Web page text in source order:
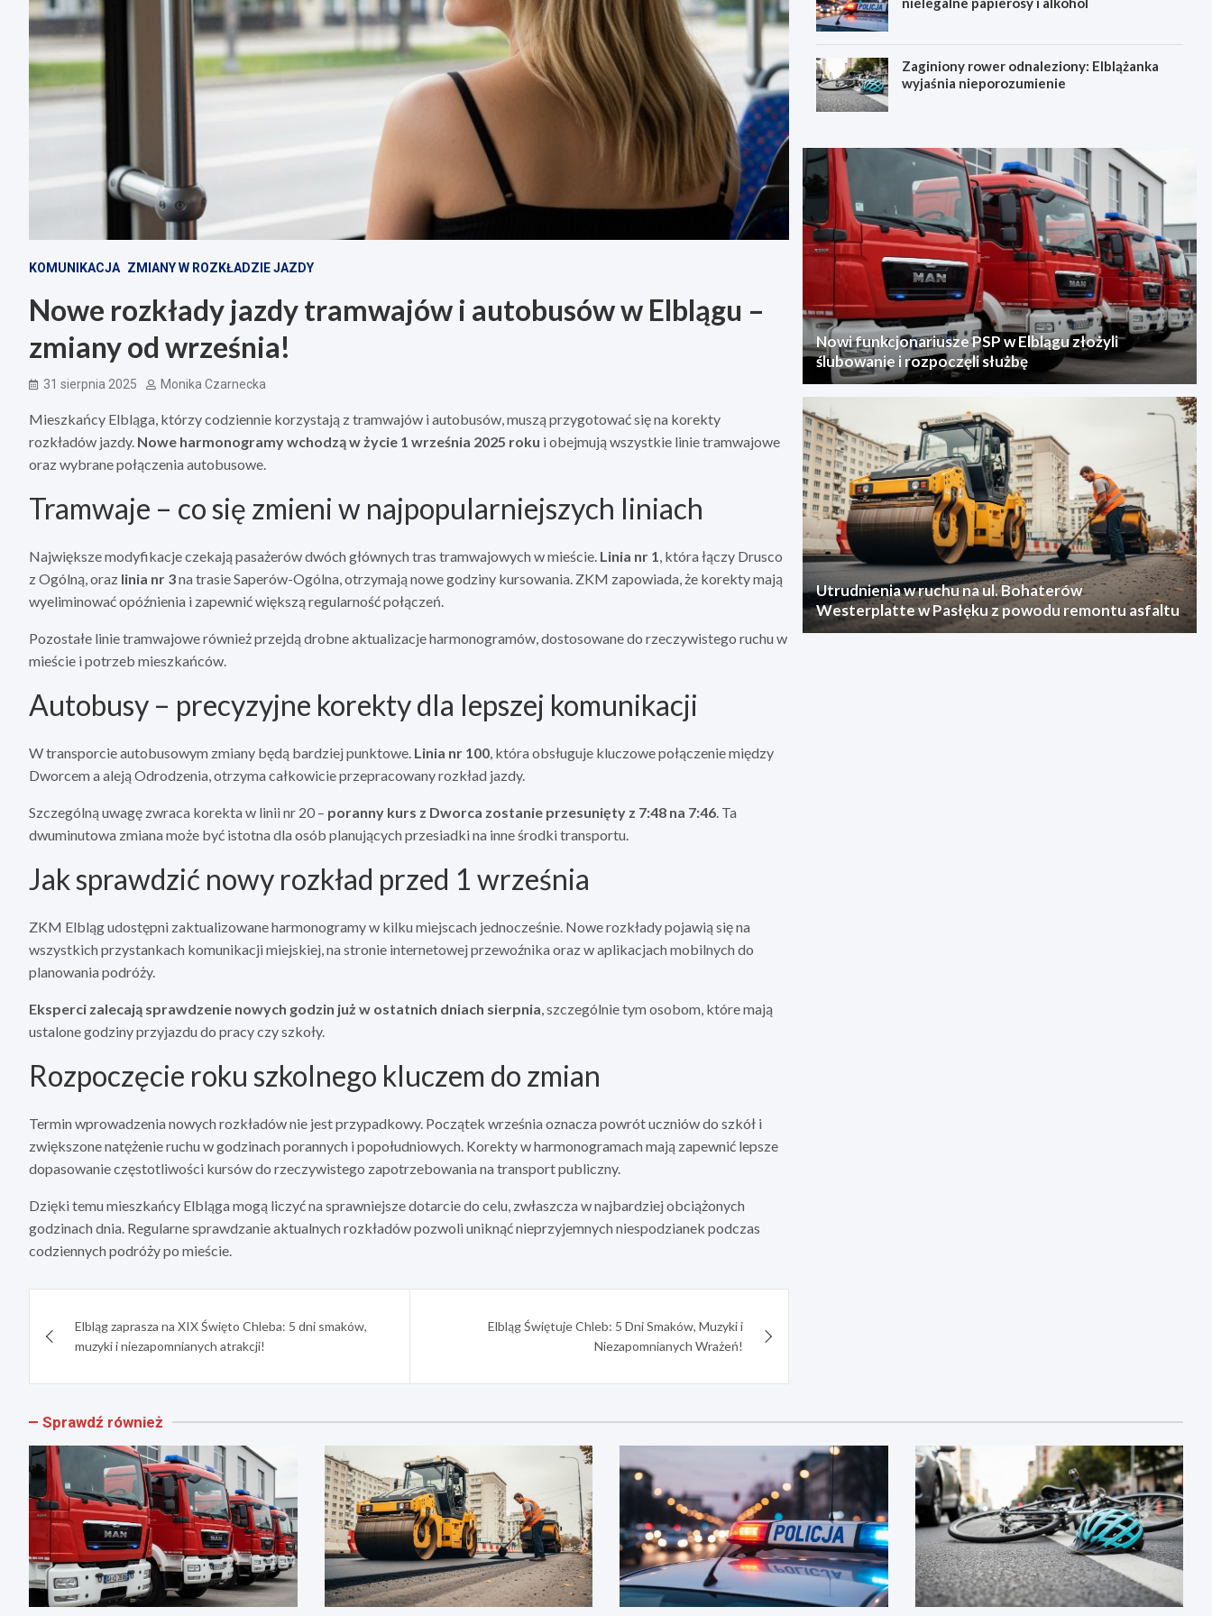
KOMUNIKACJA ZMIANY W ROZKŁADZIE JAZDY
Nowe rozkłady jazdy tramwajów i autobusów w Elblągu –
zmiany od września!
31 sierpnia 2025 Monika Czarnecka
Mieszkańcy Elbląga, którzy codziennie korzystają z tramwajów i autobusów, muszą przygotować się na korekty
rozkładów jazdy. Nowe harmonogramy wchodzą w życie 1 września 2025 roku i obejmują wszystkie linie tramwajowe
oraz wybrane połączenia autobusowe.
Tramwaje – co się zmieni w najpopularniejszych liniach
Największe modyfikacje czekają pasażerów dwóch głównych tras tramwajowych w mieście. Linia nr 1, która łączy Drusco
z Ogólną, oraz linia nr 3na trasie Saperów-Ogólna, otrzymają nowe godziny kursowania. ZKM zapowiada, że korekty mają
wyeliminować opóźnienia i zapewnić większą regularność połączeń.
Pozostałe linie tramwajowe również przejdą drobne aktualizacje harmonogramów, dostosowane do rzeczywistego ruchu w
mieście i potrzeb mieszkańców.
Autobusy – precyzyjne korekty dla lepszej komunikacji
W transporcie autobusowym zmiany będą bardziej punktowe. Linia nr 100, która obsługuje kluczowe połączenie między
Dworcem a aleją Odrodzenia, otrzyma całkowicie przepracowany rozkład jazdy.
Szczególną uwagę zwraca korekta w linii nr 20 – poranny kurs z Dworca zostanie przesunięty z 7:48 na 7:46. Ta
dwuminutowa zmiana może być istotna dla osób planujących przesiadki na inne środki transportu.
Jak sprawdzić nowy rozkład przed 1 września
ZKM Elbląg udostępni zaktualizowane harmonogramy w kilku miejscach jednocześnie. Nowe rozkłady pojawią się na
wszystkich przystankach komunikacji miejskiej, na stronie internetowej przewoźnika oraz w aplikacjach mobilnych do
planowania podróży.
Eksperci zalecają sprawdzenie nowych godzin już w ostatnich dniach sierpnia, szczególnie tym osobom, które mają
ustalone godziny przyjazdu do pracy czy szkoły.
Rozpoczęcie roku szkolnego kluczem do zmian
Termin wprowadzenia nowych rozkładów nie jest przypadkowy. Początek września oznacza powrót uczniów do szkół i
zwiększone natężenie ruchu w godzinach porannych i popołudniowych. Korekty w harmonogramach mają zapewnić lepsze
dopasowanie częstotliwości kursów do rzeczywistego zapotrzebowania na transport publiczny.
Dzięki temu mieszkańcy Elbląga mogą liczyć na sprawniejsze dotarcie do celu, zwłaszcza w najbardziej obciążonych
godzinach dnia. Regularne sprawdzanie aktualnych rozkładów pozwoli uniknąć nieprzyjemnych niespodzianek podczas
codziennych podróży po mieście.
wpisuElbląg zaprasza na XIX Święto Chleba: 5 dni smaków,
muzyki i niezapomnianych atrakcji!
Elbląg Świętuje Chleb: 5 Dni Smaków, Muzyki i
Niezapomnianych Wrażeń!
Zaginiony rower odnaleziony: Elblążanka
wyjaśnia nieporozumienie
Nowi funkcjonariusze PSP w Elblągu złożyli
ślubowanie i rozpoczęli służbę
Utrudnienia w ruchu na ul. Bohaterów
Westerplatte w Pasłęku z powodu remontu asfaltu
Sprawdź również